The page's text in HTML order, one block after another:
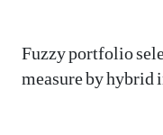
Fuzzy portfolio
measure by